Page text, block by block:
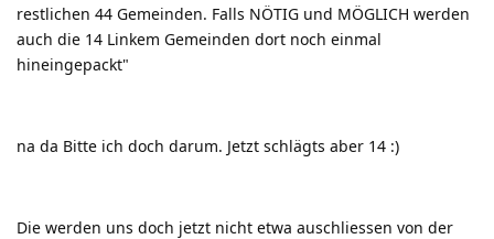
restlichen 44 Gemeinden. Falls NÖTIG und MÖGLICH werden
auch die 14 Linkem Gemeinden dort noch einmal
hineingepackt"
na da Bitte ich doch darum. Jetzt schlägts aber 14 :)
Die werden uns doch jetzt nicht etwa auschliessen von der